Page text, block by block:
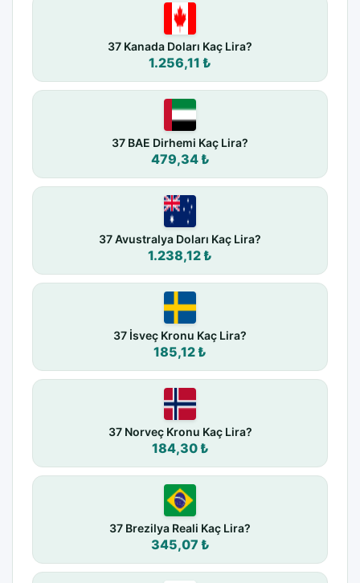
37 Kanada Doları Kaç Lira?
1.256,11 ₺
37 BAE Dirhemi Kaç Lira?
479,34 ₺
37 Avustralya Doları Kaç Lira?
1.238,12 ₺
37 İsveç Kronu Kaç Lira?
185,12 ₺
37 Norveç Kronu Kaç Lira?
184,30 ₺
37 Brezilya Reali Kaç Lira?
345,07 ₺